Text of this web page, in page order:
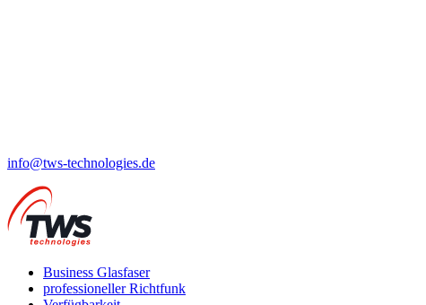
info@tws-technologies.de
Business Glasfaser
professioneller Richtfunk